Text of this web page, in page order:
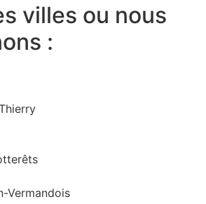
villes ou nous
:
Vermandois